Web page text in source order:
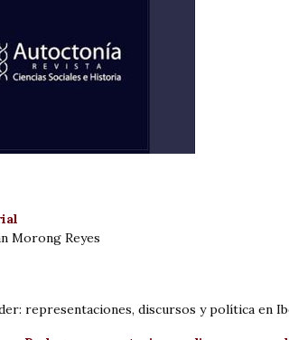
Morong Reyes
representaciones, discursos y política en